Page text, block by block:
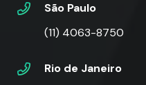
São Paulo
(11) 4063-8750
Rio de Janeiro